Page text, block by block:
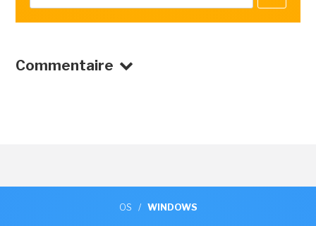
Commentaire
OS / WINDOWS